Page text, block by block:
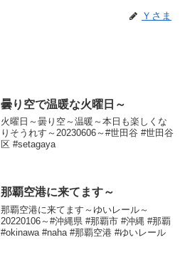
Ｙさま
曇り空で温暖な火曜日～
火曜日～曇り空～温暖～本日も楽しくな
りそうれす～20230606～#世田谷 #世田谷
区 #setagaya
那覇空港に来てます～
那覇空港に来てます～ゆいレール～
20220106～#沖縄県 #那覇市 #沖縄 #那覇
#okinawa #naha #那覇空港 #ゆいレール